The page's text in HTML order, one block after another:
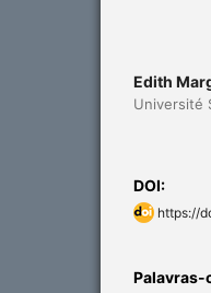
Edith
Université
DOI:
https://
Palavras-